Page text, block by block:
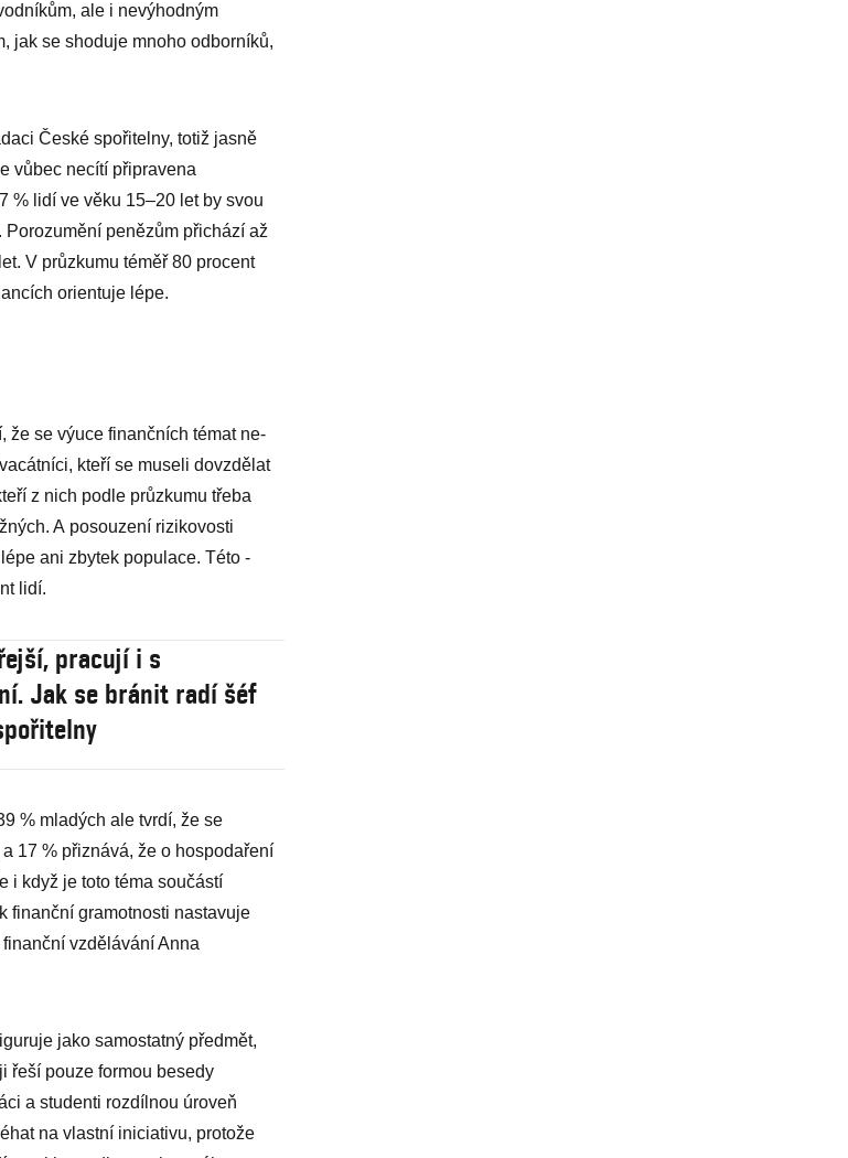
ale i nevýhodným
jak se shoduje mnoho odborníků,
České spořitelny, totiž jasně
vůbec necítí připravena
% lidí ve věku 15–20 let by svou
penězům přichází až
V průzkumu téměř 80 procent
orien­tuje lépe.
že se výuce finančních témat ne­
kteří se museli dovzdělat
z nich podle průzkumu třeba
A posouzení rizikovosti
ani zbytek populace. Této
lidí.
pracují i s
Jak se bránit radí šéf
% mladých ale tvrdí, že se
17 % přiznává, že o hospodaření
i když je toto téma součástí
finanční gramotnosti nastavuje
vzdělávání Anna
jako samostatný předmět,
řeší pouze formou besedy
a studenti rozdílnou úroveň
na vlastní iniciativu, protože